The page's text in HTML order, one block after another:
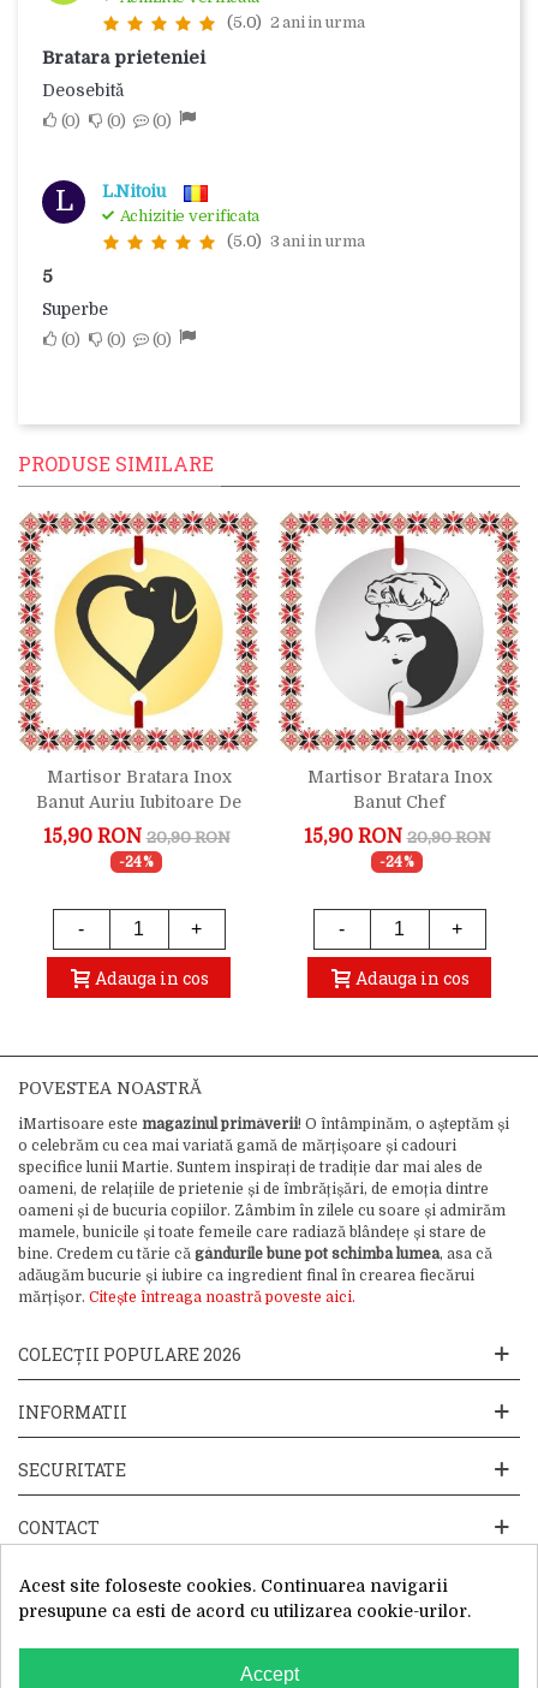
(5.0) 2 ani in urma
Bratara prieteniei
Deosebită
0 0 0
L L.Nitoiu
Achizitie verificata
(5.0) 3 ani in urma
5
Superbe
0 0 0
PRODUSE SIMILARE
Martisor Bratara Inox
Banut Auriu Iubitoare De
Animale
15,90 RON 20,90 RON
-24%
- +
Adauga in cos
Martisor Bratara Inox
Banut Chef
15,90 RON 20,90 RON
-24%
- +
Adauga in cos
POVESTEA NOASTRĂ
iMartisoare este magazinul primăverii! O întâmpinăm, o așteptăm și
o celebrăm cu cea mai variată gamă de mărțișoare și cadouri
specifice lunii Martie. Suntem inspirați de tradiție dar mai ales de
oameni, de relațiile de prietenie și de îmbrățișări, de emoția dintre
oameni și de bucuria copiilor. Zâmbim în zilele cu soare și admirăm
mamele, bunicile și toate femeile care radiază blândețe și stare de
bine. Credem cu tărie că gândurile bune pot schimba lumea, asa că
adăugăm bucurie și iubire ca ingredient final în crearea fiecărui
mărțișor. Citește întreaga noastră poveste aici.
COLECȚII POPULARE 2026
INFORMATII
SECURITATE
CONTACT
Website operat de: Primavara in dar SRL, Cod Fiscal: 52428019, Reg.
Acest site foloseste cookies. Continuarea navigarii
presupune ca esti de acord cu utilizarea cookie-urilor.
Accept